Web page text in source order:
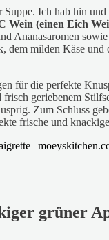
Ich hab hin
Wein (einen Eich
Ananasaromen
dem milden Käse
für die perfekte
geriebenem
Zum Schluss
frische und
grüner